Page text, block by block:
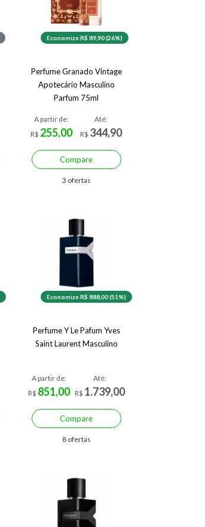
Economize R$ 89,90 (26%)
Perfume Granado Vintage
Apotecário Masculino
Parfum 75ml
A partir de:
R$ 255,00
Até:
R$ 344,90
Compare
3 ofertas
Economize R$ 888,00 (51%)
Perfume Y Le Pafum Yves
Saint Laurent Masculino
A partir de:
R$ 851,00
Até:
R$ 1.739,00
Compare
8 ofertas